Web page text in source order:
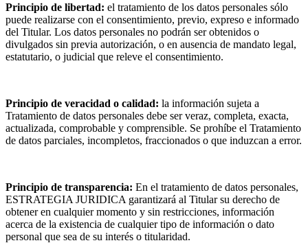
Principio de libertad: el tratamiento de los datos personales sólo
puede realizarse con el consentimiento, previo, expreso e informado
del Titular. Los datos personales no podrán ser obtenidos o
divulgados sin previa autorización, o en ausencia de mandato legal,
estatutario, o judicial que releve el consentimiento.
Principio de veracidad o calidad: la información sujeta a
Tratamiento de datos personales debe ser veraz, completa, exacta,
actualizada, comprobable y comprensible. Se prohíbe el Tratamiento
de datos parciales, incompletos, fraccionados o que induzcan a error.
Principio de transparencia: En el tratamiento de datos personales,
ESTRATEGIA JURIDICA garantizará al Titular su derecho de
obtener en cualquier momento y sin restricciones, información
acerca de la existencia de cualquier tipo de información o dato
personal que sea de su interés o titularidad.